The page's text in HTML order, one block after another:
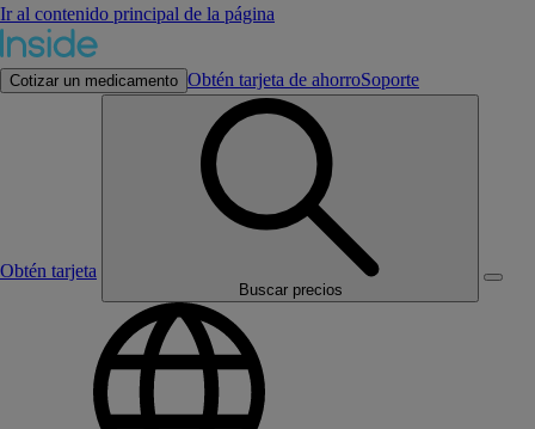
Ir al contenido principal de la página
Cotizar un medicamento Obtén tarjeta de ahorroSoporte
Obtén tarjeta
Buscar precios